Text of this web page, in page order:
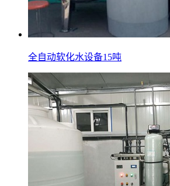
全自动软化水设备15吨